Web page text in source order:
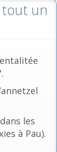
tout un
les
à Pau).